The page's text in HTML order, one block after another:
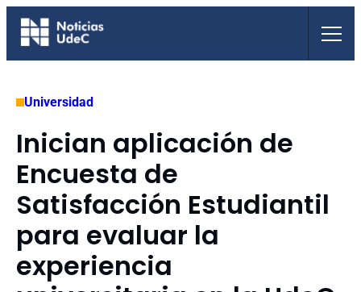
Saltar
Universidad
Inician aplicación de
Encuesta de
Satisfacción Estudiantil
para evaluar la
experiencia